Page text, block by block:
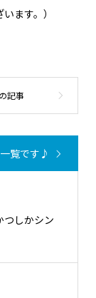
ます。）
覧です♪
つしかシン